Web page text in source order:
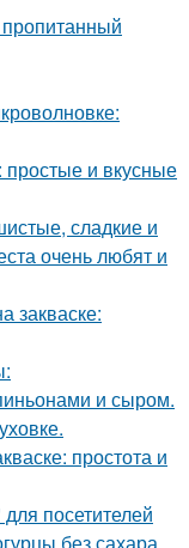
и вкусные
сладкие и
очень любят и
и сыром.
простота и
посетителей
без сахара